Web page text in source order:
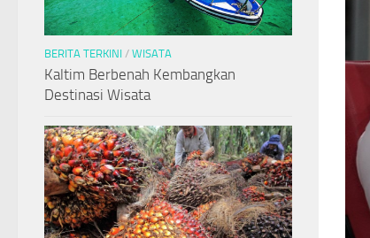
BERITA TERKINI / WISATA
Kaltim Berbenah Kembangkan
Destinasi Wisata